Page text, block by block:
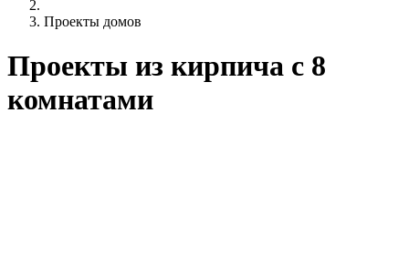
Проекты домов
Проекты из кирпича c 8
комнатами